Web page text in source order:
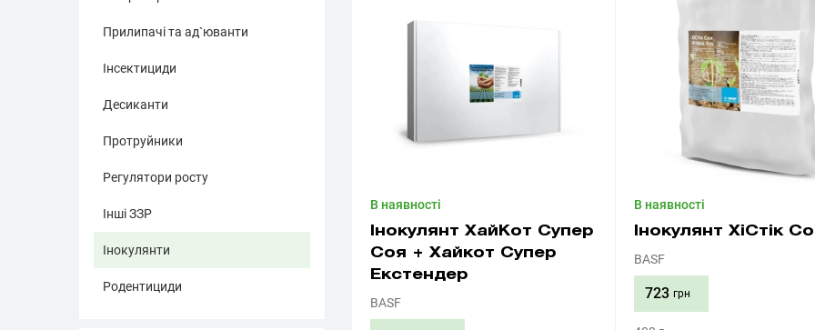
Прилипачі та ад`юванти
Інсектициди
Десиканти
Протруйники
Регулятори росту
Інші ЗЗР
Інокулянти
Родентициди
В наявності
Інокулянт ХайКот Супер
Соя + Хайкот Супер
Екстендер
BASF
В наявності
Інокулянт ХіСтік
BASF
723 грн